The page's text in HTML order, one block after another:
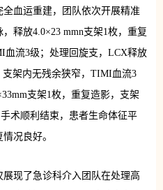
血运重建，团队依次开展精准
释放4.0×23 mmn支架1枚，重复
流3级；处理回旋支，LCX释放
支架内无残余狭窄，TIMI血流3
支架1枚，重复造影，支架
术顺利结束，患者生命体征平
况良好。
现了急诊科介入团队在处理高